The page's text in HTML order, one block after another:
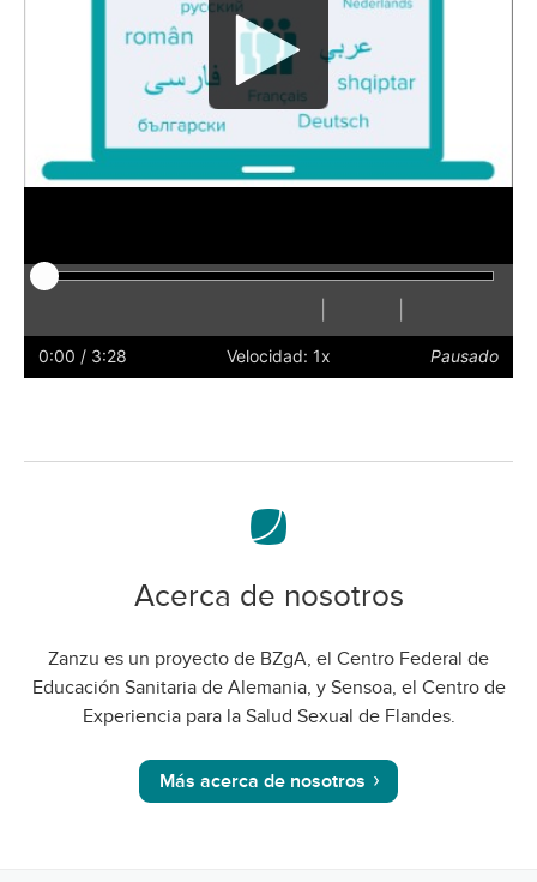
Ocultar
subtítulos
RápidoLento
a
pantalla
0:00 / 3:28 Velocidad: 1x Pausado
Acerca de nosotros
Zanzu es un proyecto de BZgA, el Centro Federal de
Educación Sanitaria de Alemania, y Sensoa, el Centro de
Experiencia para la Salud Sexual de Flandes.
Más acerca de nosotros